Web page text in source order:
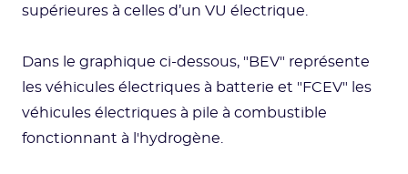
supérieures à celles d’un VU électrique.
Dans le graphique ci-dessous, "BEV" représente
les véhicules électriques à batterie et "FCEV" les
véhicules électriques à pile à combustible
fonctionnant à l'hydrogène.